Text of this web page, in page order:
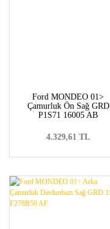
Ford MONDEO 01>
Çamurluk Ön Sağ GRD
P1S71 16005 AB
4.329,61 TL